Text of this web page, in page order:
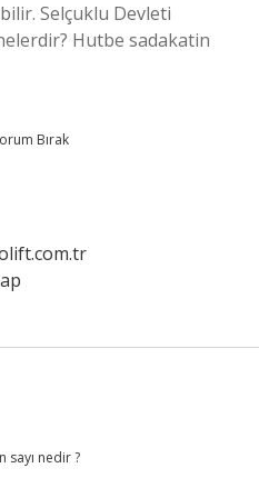
Selçuklu Devleti
Hutbe sadakatin
Bırak
sayı nedir ?